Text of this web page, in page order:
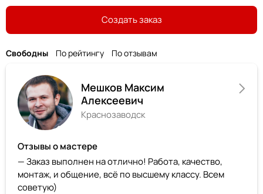
Создать заказ
Свободны По рейтингу По отзывам
Мешков Максим
Алексеевич
Краснозаводск
Отзывы о мастере
— Заказ выполнен на отлично! Работа, качество,
монтаж, и общение, всё по высшему классу. Всем
советую)